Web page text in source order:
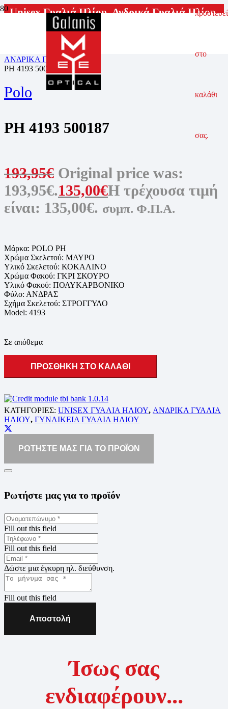
προστεθεί
στο
καλάθι
σας.
Unisex Γυαλιά Ηλίου,Ανδρικά Γυαλιά Ηλίου,
Γυναικεία Γυαλιά Ηλίου
ΑΡΧΙΚΗ ΣΕΛΙΔΑ
ΓΥΑΛΙΑ ΗΛΙΟΥ
ΑΝΔΡΙΚΑ ΓΥΑΛΙΑ ΗΛΙΟΥ
PH 4193 500187
Polo
PH 4193 500187
193,95€ Original price was:
193,95€.135,00€Η τρέχουσα τιμή
είναι: 135,00€. συμπ. Φ.Π.Α.
Μάρκα: POLO PH
Χρώμα Σκελετού: ΜΑΥΡΟ
Υλικό Σκελετού: ΚΟΚΑΛΙΝΟ
Χρώμα Φακού: ΓΚΡΙ ΣΚΟΥΡΟ
Υλικό Φακού: ΠΟΛΥΚΑΡΒΟΝΙΚΟ
Φύλο: ΑΝΔΡΑΣ
Σχήμα Σκελετού: ΣΤΡΟΓΓΥΛΟ
Model: 4193
Σε απόθεμα
ΠΡΟΣΘΗΚΗ ΣΤΟ ΚΑΛΑΘΙ
ΚΑΤΗΓΟΡΙΕΣ: UNISEX ΓΥΑΛΙΑ ΗΛΙΟΥ, ΑΝΔΡΙΚΑ ΓΥΑΛΙΑ
ΗΛΙΟΥ, ΓΥΝΑΙΚΕΙΑ ΓΥΑΛΙΑ ΗΛΙΟΥ
ΡΩΤΗΣΤΕ ΜΑΣ ΓΙΑ ΤΟ ΠΡΟΪΟΝ
Ρωτήστε μας για το προϊόν
Fill out this field
Fill out this field
Δώστε μια έγκυρη ηλ. διεύθυνση.
Fill out this field
Αποστολή
Ίσως σας
ενδιαφέρουν...